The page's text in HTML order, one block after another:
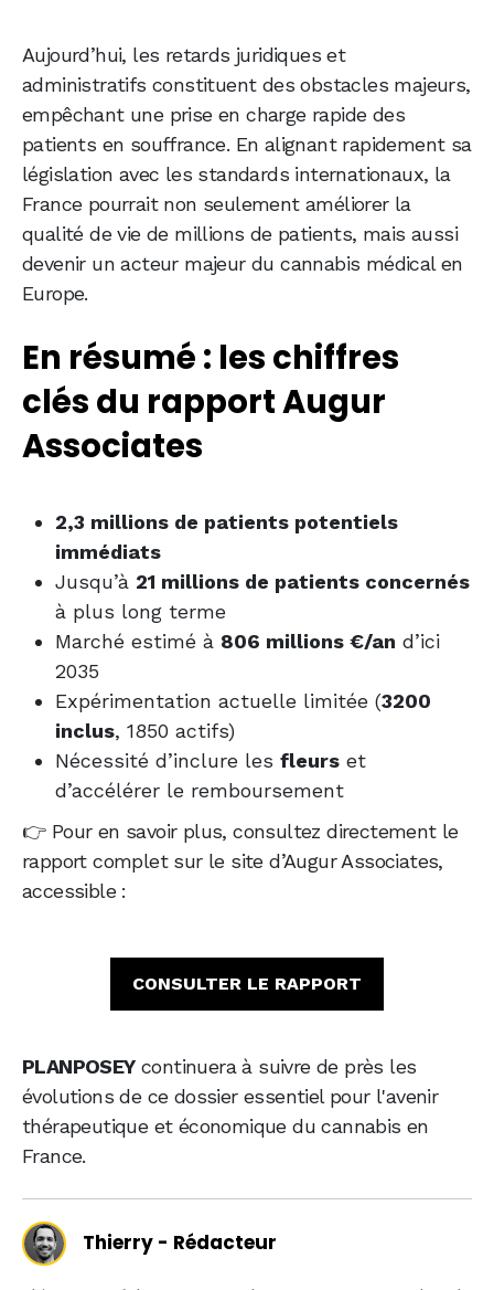
Aujourd’hui, les retards juridiques et
administratifs constituent des obstacles majeurs,
empêchant une prise en charge rapide des
patients en souffrance. En alignant rapidement sa
législation avec les standards internationaux, la
France pourrait non seulement améliorer la
qualité de vie de millions de patients, mais aussi
devenir un acteur majeur du cannabis médical en
Europe.
En résumé : les chiffres
clés du rapport Augur
Associates
2,3 millions de patients potentiels
immédiats
Jusqu’à 21 millions de patients concernés
à plus long terme
Marché estimé à 806 millions €/an d’ici
2035
Expérimentation actuelle limitée (3200
inclus, 1850 actifs)
Nécessité d’inclure les fleurs et
d’accélérer le remboursement
👉 Pour en savoir plus, consultez directement le
rapport complet sur le site d’Augur Associates,
accessible :
CONSULTER LE RAPPORT
PLANPOSEYcontinuera à suivre de près les
évolutions de ce dossier essentiel pour l'avenir
thérapeutique et économique du cannabis en
France.
Thierry - Rédacteur